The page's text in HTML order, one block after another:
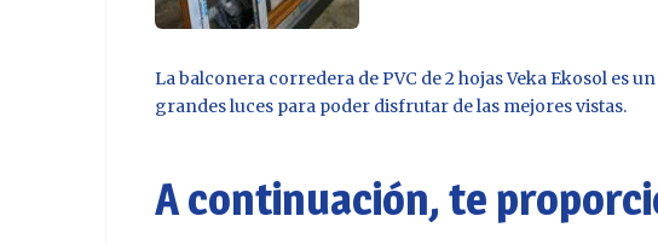
Labalconera corredera de PVC de 2 hojas Veka Ekosol es
grandes luces para poder disfrutar de las mejores vistas.
A continuación, te